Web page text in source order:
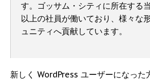
す。ゴッサム・シティに所在する
以上の社員が働いており、様々な
ュニティへ貢献しています。
新しく WordPress ユーザーになった